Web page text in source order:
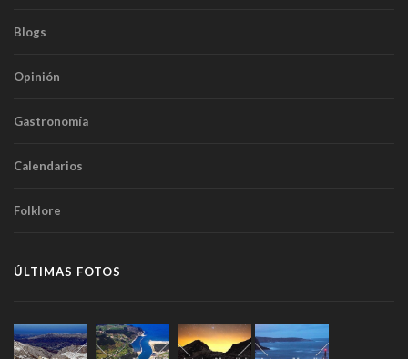
Blogs
Opinión
Gastronomía
Calendarios
Folklore
ÚLTIMAS FOTOS